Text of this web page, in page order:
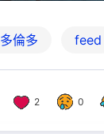
多倫多 feed
2 0